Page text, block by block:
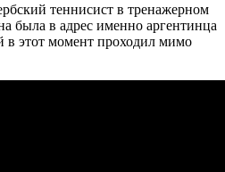
теннисист в тренажерном
была в адрес именно аргентинца
этот момент проходил мимо